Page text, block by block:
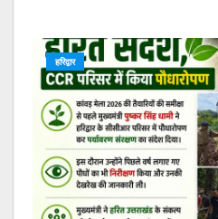
हरिद्वार